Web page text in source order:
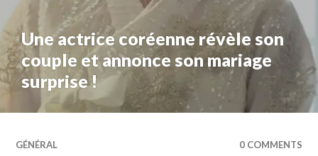
Une actrice coréenne révèle son
couple et annonce son mariage
surprise !
GÉNÉRAL 0 COMMENTS